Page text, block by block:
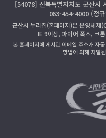
[54078] 전북특별자치도 군산시
063-454-4000 (정
군산시 누리집(홈페이지)은 운영체
IE 9이상, 파이어 폭스, 크
본 홈페이지에 게시된 이메일 주소가 자
망법에 의해 처벌